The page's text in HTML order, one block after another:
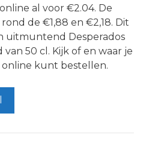
al voor €2.04. De
de €1,88 en €2,18. Dit
uitmuntend Desperados
50 cl. Kijk of en waar je
online kunt bestellen.